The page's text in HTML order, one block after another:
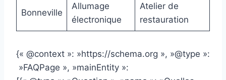
Bonneville
Allumage
électronique
Atelier de
restauration
{« @context »: »https://schema.org », »@type »:
»FAQPage », »mainEntity »: